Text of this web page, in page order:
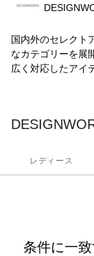
国内外のセレクト
なカテゴリーを展
広く対応したアイ
レディース
条件に一